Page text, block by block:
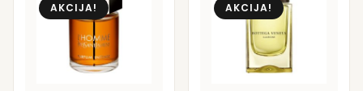
AKCIJA! AKCIJA!